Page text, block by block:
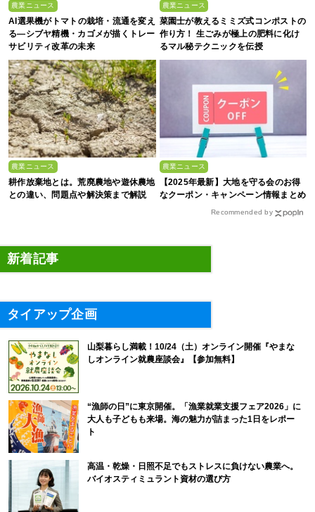
農業ニュース
AI選果機がトマトの栽培・流通を変え
る―シブヤ精機・カゴメが描くトレー
サビリティ改革の未来
農業ニュース
菜園士が教えるミミズ式コンポストの
作り方！ 生ごみが極上の肥料に化け
るマル秘テクニックを伝授
農業ニュース
耕作放棄地とは。荒廃農地や遊休農地
との違い、問題点や解決策まで解説
農業ニュース
【2025年最新】大地を守る会のお得
なクーポン・キャンペーン情報まとめ
Recommended by
新着記事
タイアップ企画
山梨暮らし満載！10/24（土）オンライン開催『やまな
しオンライン就農座談会』【参加無料】
“漁師の日”に東京開催。「漁業就業支援フェア2026」に
大人も子どもも来場。海の魅力が詰まった1日をレポー
ト
高温・乾燥・日照不足でもストレスに負けない農業へ。
バイオスティミュラント資材の選び方